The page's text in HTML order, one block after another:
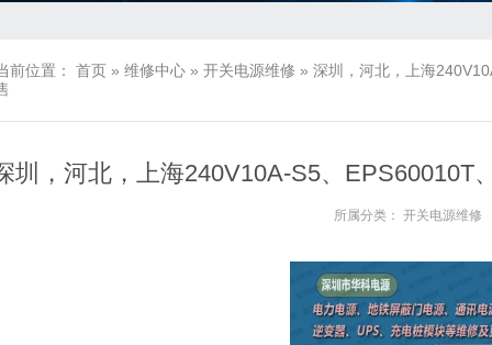
前位置： 首页 » 维修中心 » 开关电源维修 » 深圳，河北，上海
圳，河北，上海240V10A-S5、EPS60010T
所属分类： 开关电源维修